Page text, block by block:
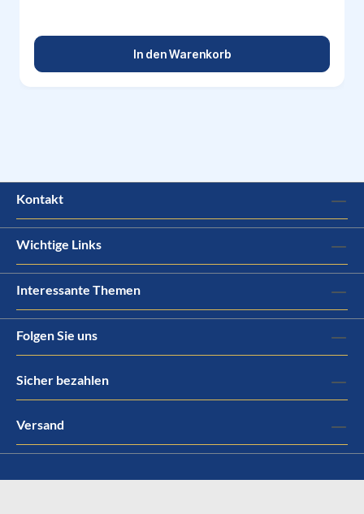
In den Warenkorb
Kontakt
Wichtige Links
Interessante Themen
Folgen Sie uns
Sicher bezahlen
Versand